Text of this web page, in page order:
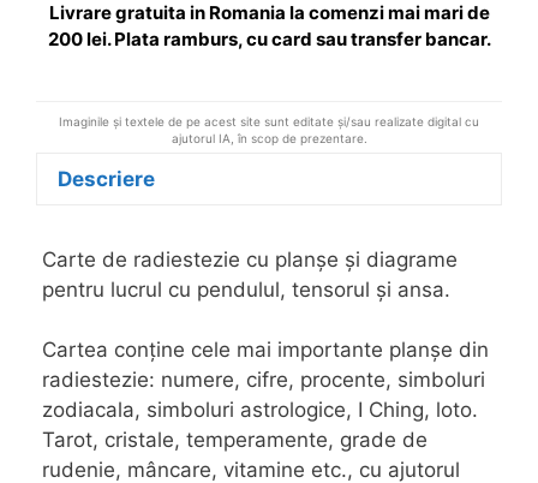
Livrare gratuita in Romania la comenzi mai mari de
200 lei. Plata ramburs, cu card sau transfer bancar.
Imaginile și textele de pe acest site sunt editate și/sau realizate digital cu
ajutorul IA, în scop de prezentare.
Descriere
Carte de radiestezie cu planșe și diagrame
pentru lucrul cu pendulul, tensorul și ansa.
Cartea conține cele mai importante planșe din
radiestezie: numere, cifre, procente, simboluri
zodiacala, simboluri astrologice, I Ching, loto.
Tarot, cristale, temperamente, grade de
rudenie, mâncare, vitamine etc., cu ajutorul